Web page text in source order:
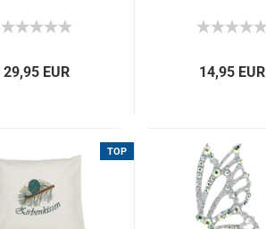
29,95 EUR 14,95 EUR
TOP